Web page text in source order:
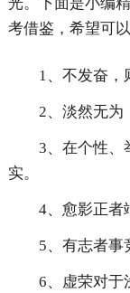
考借鉴，希望可
1、不发奋，
2、淡然无为
3、在个性、
实。
4、愈影正者
5、有志者事
6、虚荣对于